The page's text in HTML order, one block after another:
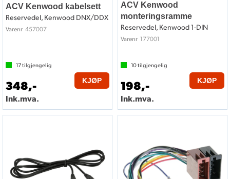
ACV Kenwood kabelsett
Reservedel, Kenwood DNX/DDX
Varenr 457007
17tilgjengelig
348,-
Ink.mva.
KJØP
ACV Kenwood
monteringsramme
Reservedel, Kenwood 1-DIN
Varenr 177001
10tilgjengelig
198,-
Ink.mva.
KJØP